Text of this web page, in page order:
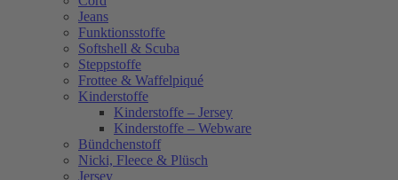
Jeans
Funktionsstoffe
Softshell & Scuba
Steppstoffe
Frottee & Waffelpiqué
Kinderstoffe
Kinderstoffe – Jersey
Kinderstoffe – Webware
Bündchenstoff
Nicki, Fleece & Plüsch
Jersey